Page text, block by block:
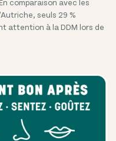
comparaison avec les
seuls 29 %
attention à la DDM lors de